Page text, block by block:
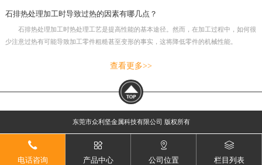
石排热处理加工时导致过热的因素有哪几点？
石排热处理加工时热处理工艺是提高性能的基本途径。然而，在加工过程中，如何很
少注意过热有可能导致加工零件粗糙甚至变形的事实，这将降低零件的机械性能。
查看更多>>
东莞市众利坚金属科技有限公司 版权所有
电话咨询 产品中心 公司位置 栏目列表